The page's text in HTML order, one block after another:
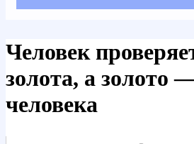
Человек
золота, а золото
человека